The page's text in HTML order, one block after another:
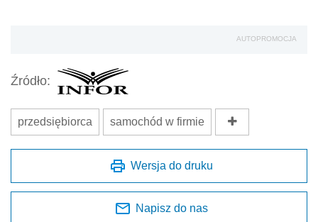
AUTOPROMOCJA
Źródło:
przedsiębiorca samochód w firmie
Wersja do druku
Napisz do nas